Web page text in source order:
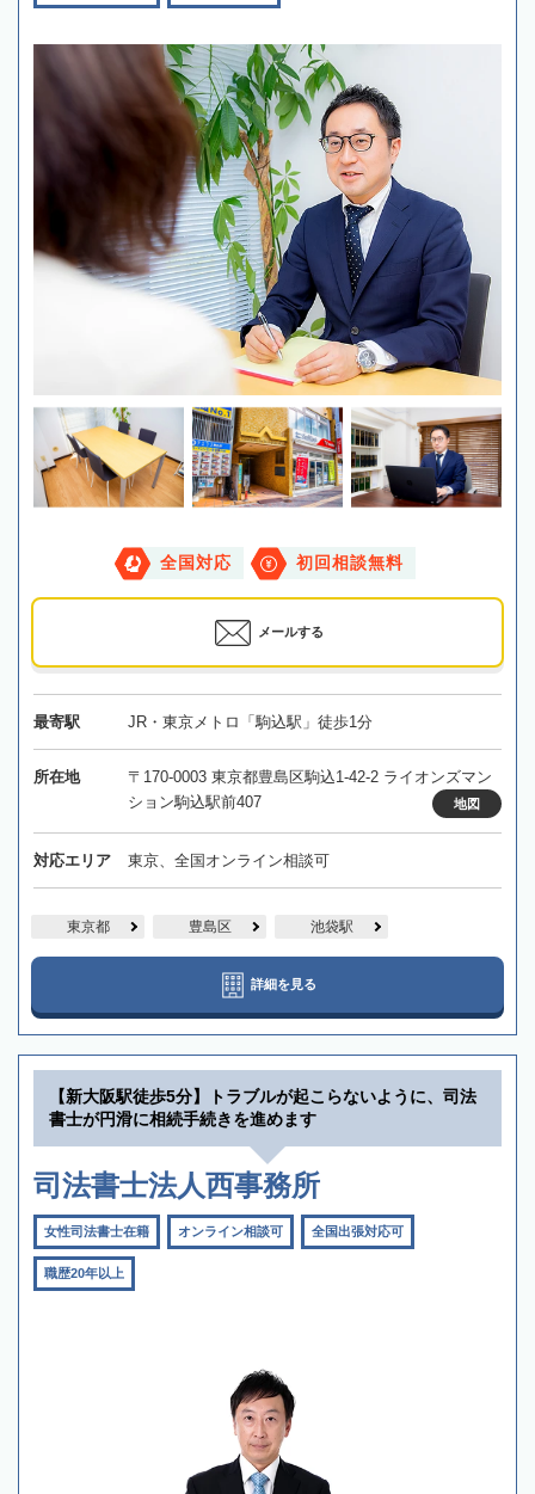
全国対応 初回相談無料
メールする
最寄駅 JR・東京メトロ「駒込駅」徒歩1分
所在地
〒170-0003 東京都豊島区駒込1-42-2 ライオンズマン
ション駒込駅前407
地図
対応エリア 東京、全国オンライン相談可
東京都 豊島区 池袋駅
詳細を見る
【新大阪駅徒歩5分】トラブルが起こらないように、司法
書士が円滑に相続手続きを進めます
司法書士法人西事務所
女性司法書士在籍 オンライン相談可 全国出張対応可
職歴20年以上